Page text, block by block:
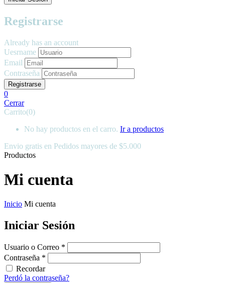
Registrarse
Already has an account
Uesrname
Email
Contraseña
0
Cerrar
Carrito(0)
No hay productos en el carro. Ir a productos
Envio gratis en Pedidos mayores de $5.000
Productos
Mi cuenta
Inicio Mi cuenta
Iniciar Sesión
Usuario o Correo *
Contraseña *
Recordar
Perdó la contraseña?